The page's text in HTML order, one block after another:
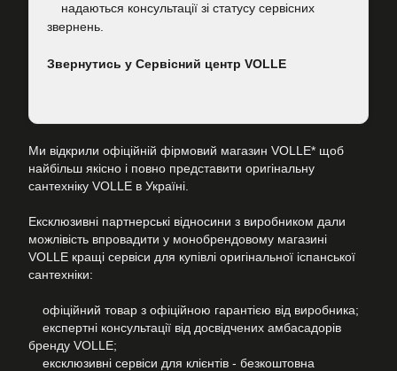
надаються консультації зі статусу сервісних
звернень.
Звернутись у Сервісний центр VOLLE
Ми відкрили офіційній фірмовий магазин VOLLE* щоб
найбільш якісно і повно представити оригінальну
сантехніку VOLLE в Україні.
Ексклюзивні партнерські відносини з виробником дали
можлівість впровадити у монобрендовому магазині
VOLLE кращі сервіси для купівлі оригінальної іспанської
сантехніки:
офіційний товар з офіційною гарантією від виробника;
експертні консультації від досвідчених амбасадорів
бренду VOLLE;
ексклюзивні сервіси для клієнтів - безкоштовна